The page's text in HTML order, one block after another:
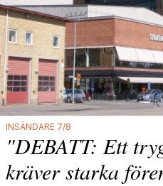
INSÄNDARE 7/8
"DEBATT: Ett
kräver starka